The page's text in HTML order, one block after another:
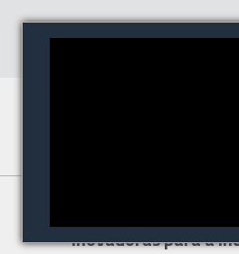
inovadoras para a